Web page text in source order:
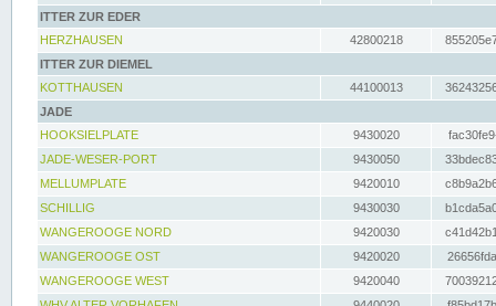
ITTER ZUR EDER
HERZHAUSEN
42800218
ITTER ZUR DIEMEL
KOTTHAUSEN
44100013
JADE
HOOKSIELPLATE
9430020
JADE-WESER-PORT
9430050
MELLUMPLATE
9420010
SCHILLIG
9430030
WANGEROOGE NORD
9420030
WANGEROOGE OST
9420020
WANGEROOGE WEST
9420040